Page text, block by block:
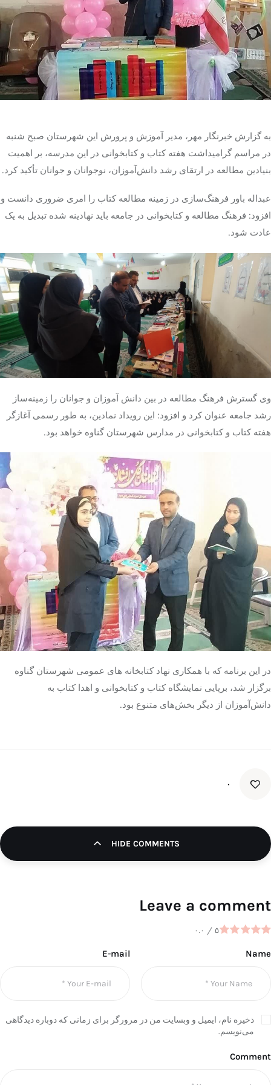
تک کده
پایگاه خبری آبان
خرید موتور ایمپلنت
به گزارش خبرنگار مهر، مدیر آموزش و پرورش این شهرستان صبح شنبه
در مراسم گرامیداشت هفته کتاب و کتابخوانی در این مدرسه، بر اهمیت
بنیادین مطالعه در ارتقای رشد دانش‌آموزان، نوجوانان و جوانان تأکید کرد.
عبداله باور فرهنگ‌سازی در زمینه مطالعه کتاب را امری ضروری دانست و
افزود: فرهنگ مطالعه و کتابخوانی در جامعه باید نهادینه شده تبدیل به یک
عادت شود.
وی گسترش فرهنگ مطالعه در بین دانش آموزان و جوانان را زمینه‌ساز
رشد جامعه عنوان کرد و افزود: این رویداد نمادین، به طور رسمی آغازگر
هفته کتاب و کتابخوانی در مدارس شهرستان گناوه خواهد بود.
در این برنامه که با همکاری نهاد کتابخانه های عمومی شهرستان گناوه
برگزار شد، برپایی نمایشگاه کتاب و کتابخوانی و اهدا کتاب به
دانش‌آموزان از دیگر بخش‌های متنوع بود.
۰
HIDE COMMENTS
Leave a comment
۰.۰ / ۵
Name
E-mail
ذخیره نام، ایمیل و وبسایت من در مرورگر برای زمانی که دوباره دیدگاهی
می‌نویسم.
Comment